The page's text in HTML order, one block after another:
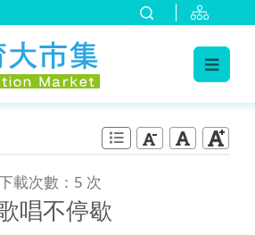
載次數：5 次
唱不停歇